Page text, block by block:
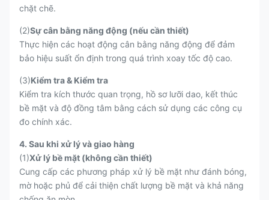
chặt chẽ.
(2)Sự cân bằng năng động (nếu cần thiết)
Thực hiện các hoạt động cân bằng năng động để đảm
bảo hiệu suất ổn định trong quá trình xoay tốc độ cao.
(3)Kiểm tra & Kiểm tra
Kiểm tra kích thước quan trọng, hồ sơ lưỡi dao, kết thúc
bề mặt và độ đồng tâm bằng cách sử dụng các công cụ
đo chính xác.
4. Sau khi xử lý và giao hàng
(1)Xử lý bề mặt (không cần thiết)
Cung cấp các phương pháp xử lý bề mặt như đánh bóng,
mờ hoặc phủ để cải thiện chất lượng bề mặt và khả năng